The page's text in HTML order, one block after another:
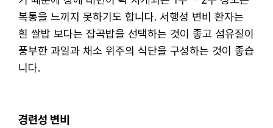
복통을 느끼지 못하기도 합니다. 서행성 변비 환자는
흰 쌀밥 보다는 잡곡밥을 선택하는 것이 좋고 섬유질이
풍부한 과일과 채소 위주의 식단을 구성하는 것이 좋습
니다.
경련성 변비